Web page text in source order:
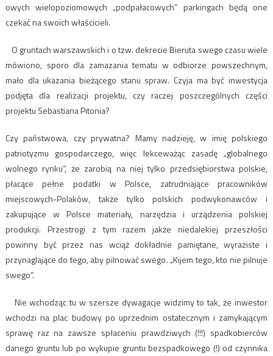
owych wielopoziomowych „podpałacowych” parkingach będą one
czekać na swoich właścicieli.
O gruntach warszawskich i o tzw. dekrecie Bieruta swego czasu wiele
mówiono, sporo dla zamazania tematu w odbiorze powszechnym,
mało dla ukazania bieżącego stanu spraw. Czyja ma być inwestycja
podjęta dla realizacji projektu, czy raczej poszczególnych części
projektu Sebastiana Pitonia?
Czy państwowa, czy prywatna? Mamy nadzieję, w imię polskiego
patriotyzmu gospodarczego, więc lekceważąc zasadę „globalnego
wolnego rynku”, że zarobią na niej tylko przedsiębiorstwa polskie,
płacące pełne podatki w Polsce, zatrudniające pracowników
miejscowych-Polaków, także tylko polskich podwykonawców i
zakupujące w Polsce materiały, narzędzia i urządzenia polskiej
produkcji. Przestrogi z tym razem jakże niedalekiej przeszłości
powinny być przez nas wciąż dokładnie pamiętane, wyraziste i
przynaglające do tego, aby pilnować swego. „Kijem tego, kto nie pilnuje
swego”.
Nie wchodząc tu w szersze dywagacje widzimy to tak, że inwestor
wchodzi na plac budowy po uprzednim ostatecznym i zamykającym
sprawę raz na zawsze spłaceniu prawdziwych (!!!) spadkobierców
danego gruntu lub po wykupie gruntu bezspadkowego (!) od czynnika